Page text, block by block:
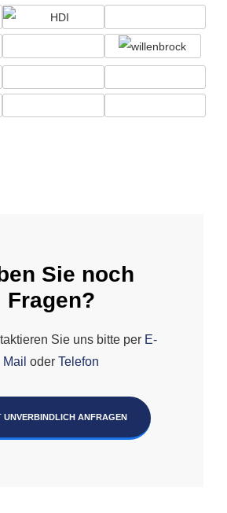
Sie noch
Fragen?
Sie uns bitte per E-
Mail oder Telefon
UNVERBINDLICH ANFRAGEN